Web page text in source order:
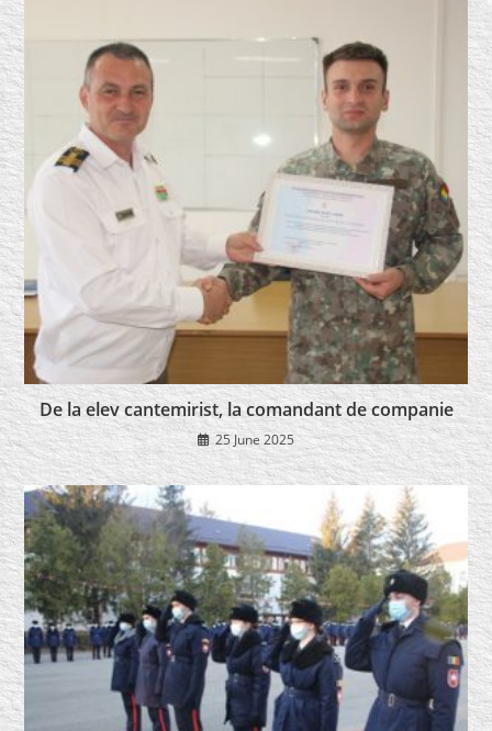
De la elev cantemirist, la comandant de companie
25 June 2025